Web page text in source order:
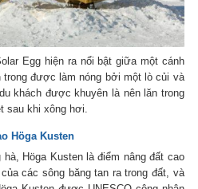
Egg hiện ra nổi bật giữa một cánh
trong được làm nóng bởi một lò củi và
khách được khuyên là nên lăn trong
sau khi xông hơi.
Höga Kusten
Höga Kusten là điểm nâng đất cao
các sông băng tan ra trong đất, và